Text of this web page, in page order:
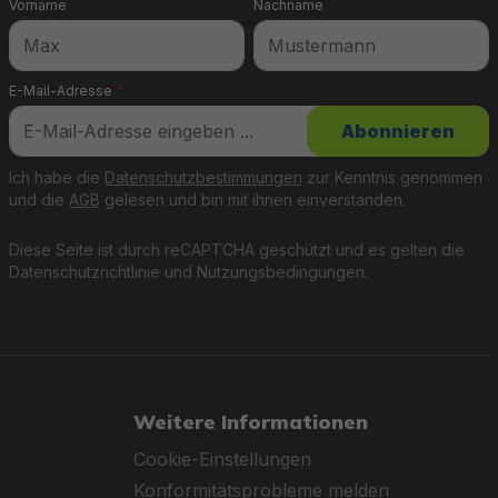
E-Mail-Adresse *
Vorname Nachname
Diese Seite ist durch reCAPTCHA geschützt und es gelten die
Datenschutzrichtlinie und Nutzungsbedingungen.
Ich habe die Datenschutzbestimmungen zur Kenntnis genommen
und die AGB gelesen und bin mit ihnen einverstanden.
Abonnieren
Weitere Informationen
Cookie-Einstellungen
Konformitätsprobleme melden